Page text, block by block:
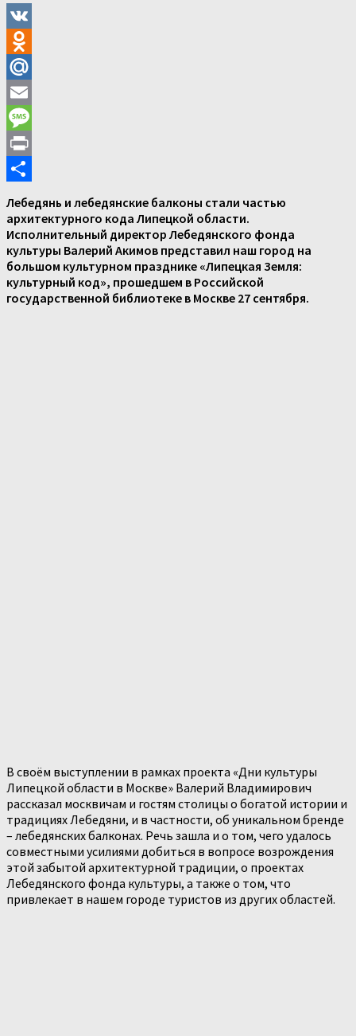
VK
Odnoklassniki
Mail.Ru
Email
Message
Print
Отправить
Лебедянь и лебедянские балконы стали частью
архитектурного кода Липецкой области.
Исполнительный директор Лебедянского фонда
культуры Валерий Акимов представил наш город на
большом культурном празднике «Липецкая Земля:
культурный код», прошедшем в Российской
государственной библиотеке в Москве 27 сентября.
В своём выступлении в рамках проекта «Дни культуры
Липецкой области в Москве» Валерий Владимирович
рассказал москвичам и гостям столицы о богатой истории и
традициях Лебедяни, и в частности, об уникальном бренде
– лебедянских балконах. Речь зашла и о том, чего удалось
совместными усилиями добиться в вопросе возрождения
этой забытой архитектурной традиции, о проектах
Лебедянского фонда культуры, а также о том, что
привлекает в нашем городе туристов из других областей.